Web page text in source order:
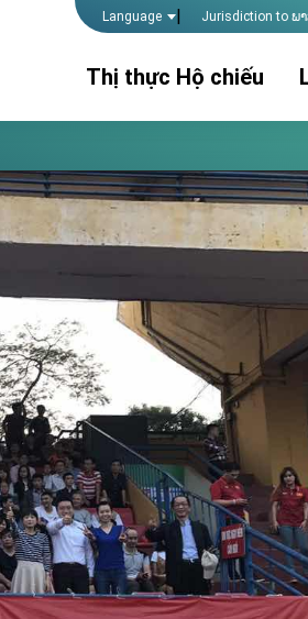
Language | Jurisdiction to ພ
Thị thực Hộ chiếu
Thời gian thụ lý hồ sơ
lãnh sự
Thủ tục kết hôn
Dialogue